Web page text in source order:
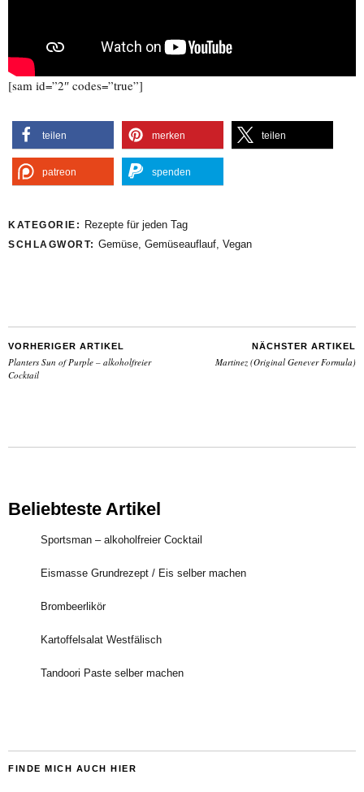
[sam id=”2″ codes=”true”]
teilen merken teilen
patreon spenden
KATEGORIE: Rezepte für jeden Tag
SCHLAGWORT: Gemüse, Gemüseauflauf, Vegan
VORHERIGER ARTIKEL
Planters Sun of Purple – alkoholfreier
Cocktail
NÄCHSTER ARTIKEL
Martinez (Original Genever Formula)
Beliebteste Artikel
Sportsman – alkoholfreier Cocktail
Eismasse Grundrezept / Eis selber machen
Brombeerlikör
Kartoffelsalat Westfälisch
Tandoori Paste selber machen
FINDE MICH AUCH HIER